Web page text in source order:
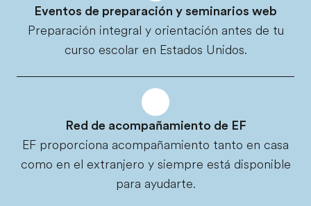
Eventos de preparación y seminarios web
Preparación integral y orientación antes de tu
curso escolar en Estados Unidos.
Red de acompañamiento de EF
EF proporciona acompañamiento tanto en casa
como en el extranjero y siempre está disponible
para ayudarte.